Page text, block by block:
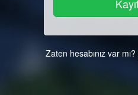
Zaten hesabınız var mı?